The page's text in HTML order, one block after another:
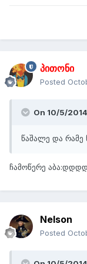
პითონი
Posted
On 10/5/
წაშალე და
ჩამოწერე
Nelson
Posted